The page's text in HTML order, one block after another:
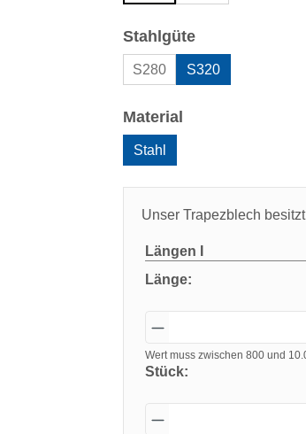
Stahlgüteauswählen
S280 S320
Material
Stahl
Unser Trapezblech
Längen
Länge:
Wert muss zwischen 800 und
Stück: